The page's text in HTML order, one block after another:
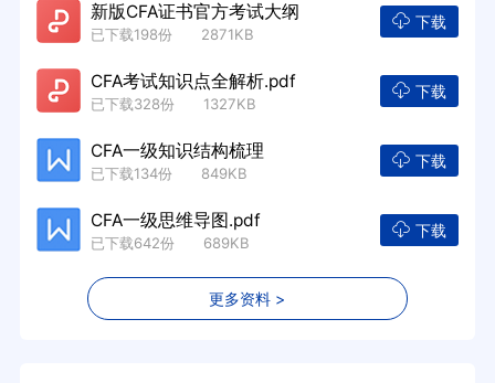
新版CFA证书官方考试大纲
已下载198份 2871KB
下载
CFA考试知识点全解析.pdf
已下载328份 1327KB
下载
CFA一级知识结构梳理
已下载134份 849KB
下载
CFA一级思维导图.pdf
已下载642份 689KB
下载
更多资料 >